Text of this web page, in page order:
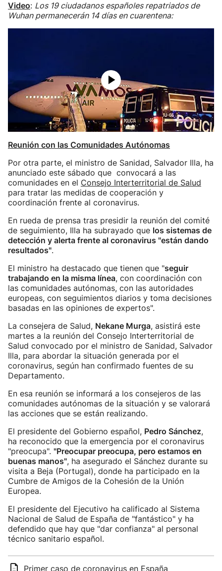
Video: Los 19 ciudadanos españoles repatriados de
Wuhan permanecerán 14 días en cuarentena:
Reunión con las Comunidades Autónomas
Por otra parte, el ministro de Sanidad, Salvador Illa, ha
anunciado este sábado que convocará a las
comunidades en el Consejo Interterritorial de Salud
para tratar las medidas de cooperación y
coordinación frente al coronavirus.
En rueda de prensa tras presidir la reunión del comité
de seguimiento, Illa ha subrayado que los sistemas de
detección y alerta frente al coronavirus "están dando
resultados".
El ministro ha destacado que tienen que "seguir
trabajando en la misma línea, con coordinación con
las comunidades autónomas, con las autoridades
europeas, con seguimientos diarios y toma decisiones
basadas en las opiniones de expertos".
La consejera de Salud, Nekane Murga, asistirá este
martes a la reunión del Consejo Interterritorial de
Salud convocado por el ministro de Sanidad, Salvador
Illa, para abordar la situación generada por el
coronavirus, según han confirmado fuentes de su
Departamento.
En esa reunión se informará a los consejeros de las
comunidades autónomas de la situación y se valorará
las acciones que se están realizando.
El presidente del Gobierno español, Pedro Sánchez,
ha reconocido que la emergencia por el coronavirus
"preocupa". "Preocupar preocupa, pero estamos en
buenas manos", ha asegurado el Sánchez durante su
visita a Beja (Portugal), donde ha participado en la
Cumbre de Amigos de la Cohesión de la Unión
Europea.
El presidente del Ejecutivo ha calificado al Sistema
Nacional de Salud de España de "fantástico" y ha
defendido que hay que "dar confianza" al personal
técnico sanitario español.
Primer caso de coronavirus en España